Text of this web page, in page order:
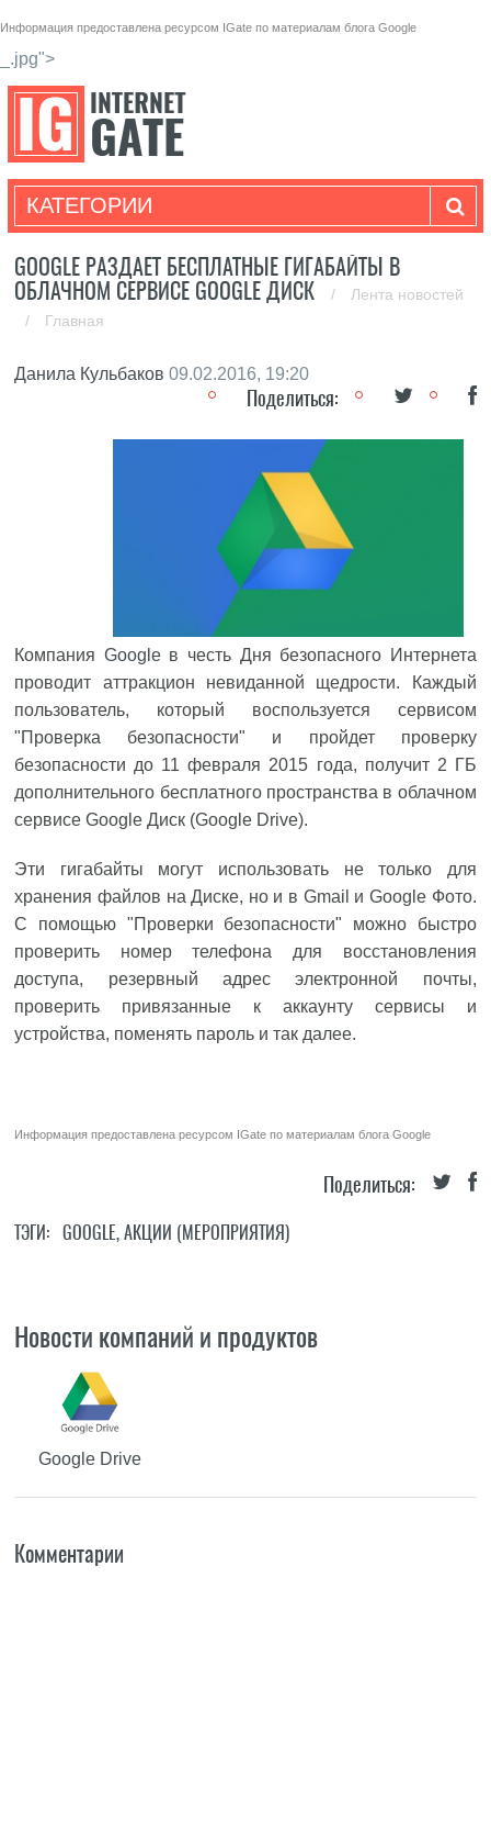
Информация предоставлена ресурсом IGate по материалам блога Google
_.jpg">
КАТЕГОРИИ
GOOGLE РАЗДАЕТ БЕСПЛАТНЫЕ ГИГАБАЙТЫ В
ОБЛАЧНОМ СЕРВИСЕ GOOGLE ДИСК
/
Лента новостей
/
Главная
Данила Кульбаков 09.02.2016, 19:20
Поделиться:
Компания Googleв честь Дня безопасного Интернета
проводит аттракцион невиданной щедрости. Каждый
пользователь, который воспользуется сервисом
"Проверка безопасности" и пройдет проверку
безопасности до 11 февраля 2015 года, получит 2 ГБ
дополнительного бесплатного пространства в облачном
сервисе Google Диск (Google Drive).
Эти гигабайты могут использовать не только для
хранения файлов на Диске, но и в Gmail и Google Фото.
С помощью "Проверки безопасности" можно быстро
проверить номер телефона для восстановления
доступа, резервный адрес электронной почты,
проверить привязанные к аккаунту сервисы и
устройства, поменять пароль и так далее.
Информация предоставлена ресурсом IGate по материаламблога Google
Поделиться:
ТЭГИ: GOOGLE,АКЦИИ (МЕРОПРИЯТИЯ)
Новости компаний и продуктов
Google Drive
Комментарии